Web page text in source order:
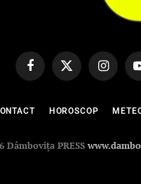
FacebookX
(Twitter)
HOROSCOP
Dâmbovița PRESS